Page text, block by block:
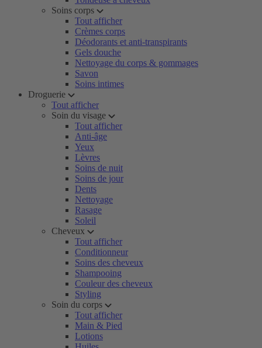
Soins corps
Tout afficher
Crèmes corps
Déodorants et anti-transpirants
Gels douche
Nettoyage du corps & gommages
Savon
Soins intimes
Droguerie
Tout afficher
Soin du visage
Tout afficher
Anti-âge
Yeux
Lèvres
Soins de nuit
Soins de jour
Dents
Nettoyage
Rasage
Soleil
Cheveux
Tout afficher
Conditionneur
Soins des cheveux
Shampooing
Couleur des cheveux
Styling
Soin du corps
Tout afficher
Main & Pied
Lotions